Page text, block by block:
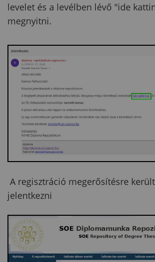
levelet és a levélben lévő "ide
megnyitni.
A regisztráció megerősítésre
jelentkezni